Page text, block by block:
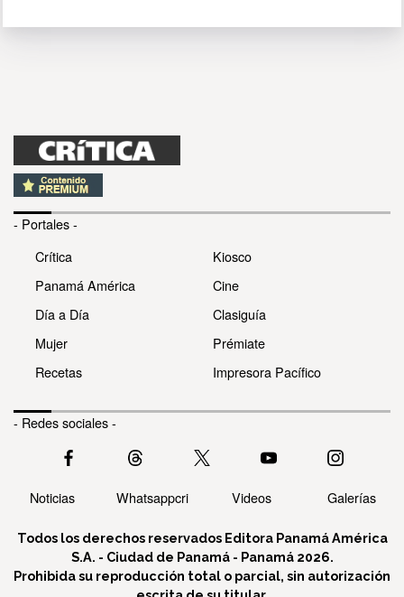
- Portales -
Crítica
Panamá América
Día a Día
Mujer
Recetas
Kiosco
Cine
Clasiguía
Prémiate
Impresora Pacífico
- Redes sociales -
Noticias Whatsappcri Videos Galerías
Todos los derechos reservados Editora Panamá América
S.A. - Ciudad de Panamá - Panamá 2026.
Prohibida su reproducción total o parcial, sin autorización